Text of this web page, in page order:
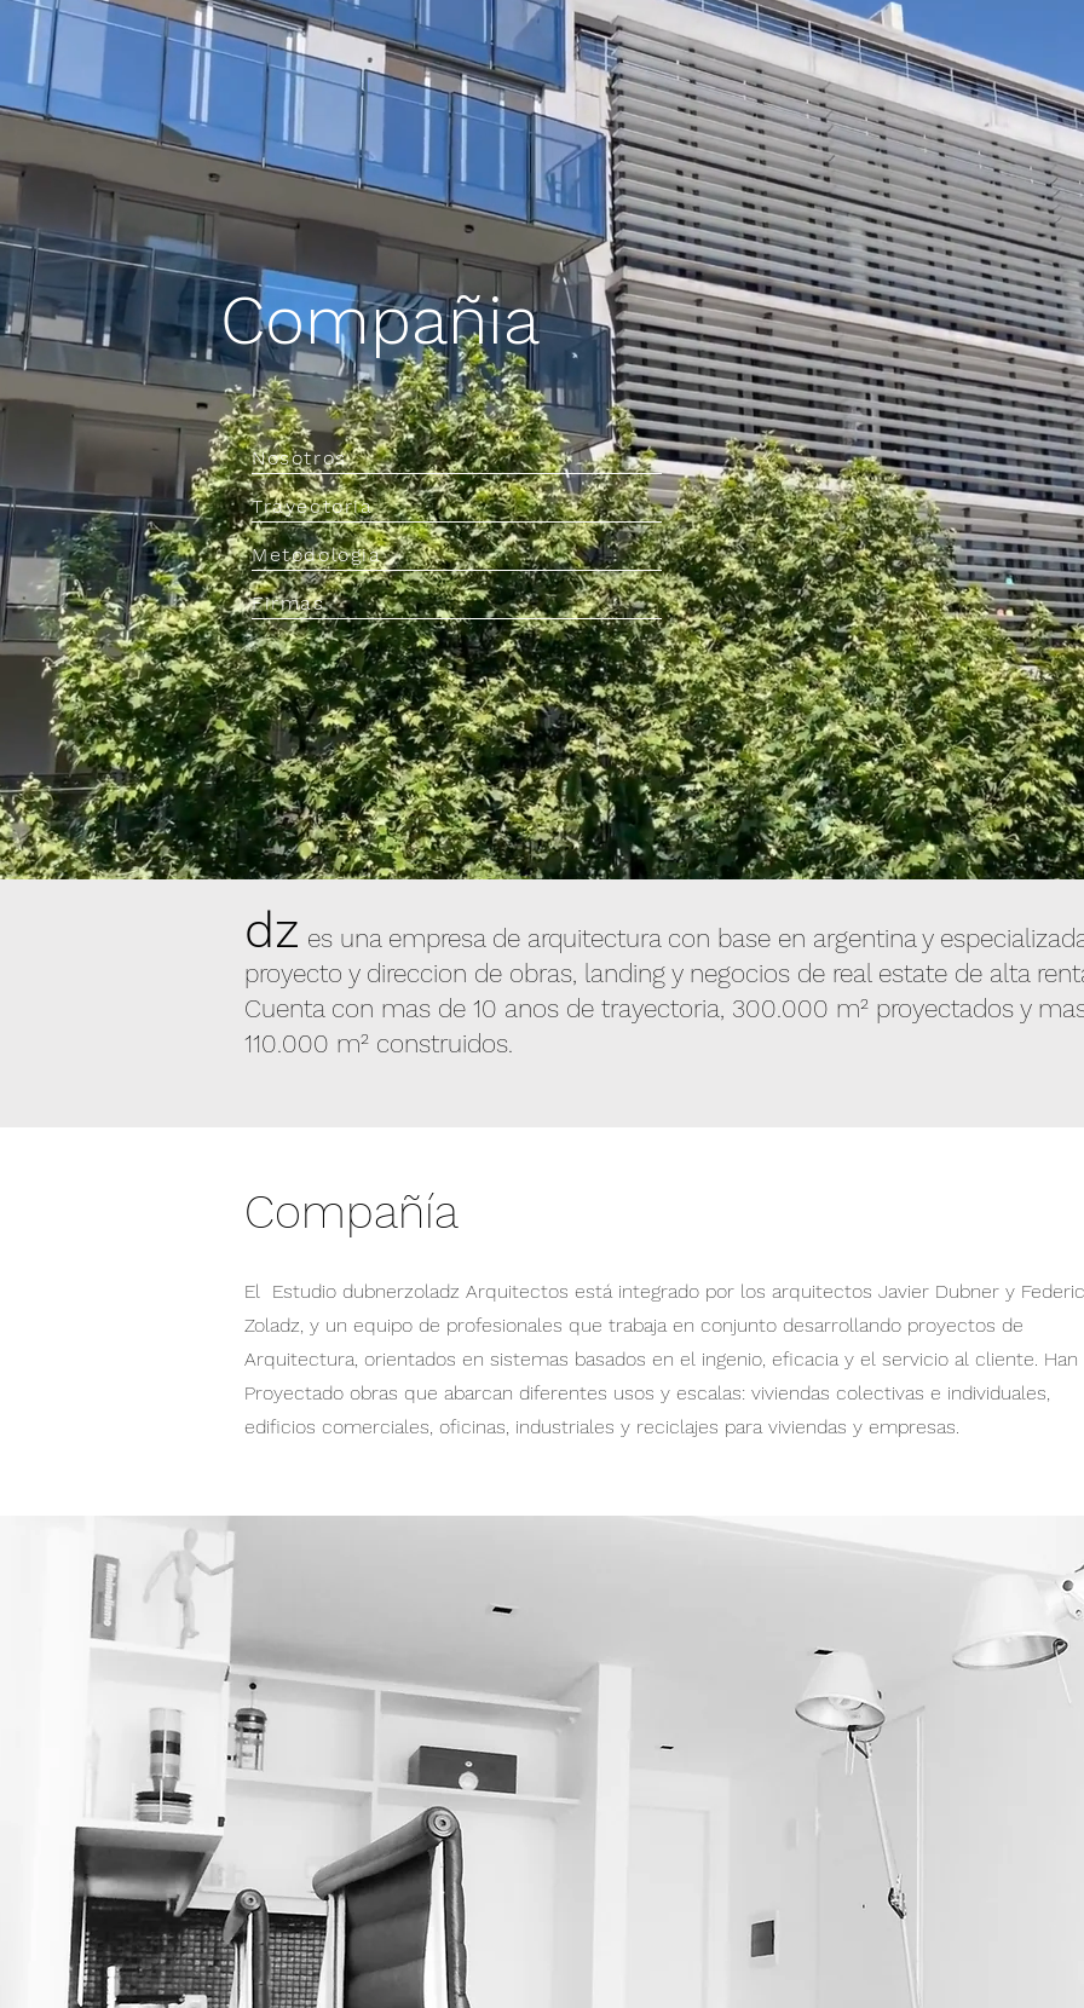
Compañia
Nosotros
Trayectoria
Metodologia
Firmas
dz es una empresa de arquitectura con base en argentina y
proyecto y direccion de obras, landing y negocios de real estate de alta
Cuenta con mas de 10 anos de trayectoria, 300.000 m² proyectados y
110.000 m² construidos.
Compañía
El Estudio dubnerzoladz Arquitectos está integrado por los arquitectos Javier Dubner y
Zoladz, y un equipo de profesionales que trabaja en conjunto desarrollando proyectos de
Arquitectura, orientados en sistemas basados en el ingenio, eficacia y el servicio al cliente. Han
Proyectado obras que abarcan diferentes usos y escalas: viviendas colectivas e individuales,
edificios comerciales, oficinas, industriales y reciclajes para viviendas y empresas.